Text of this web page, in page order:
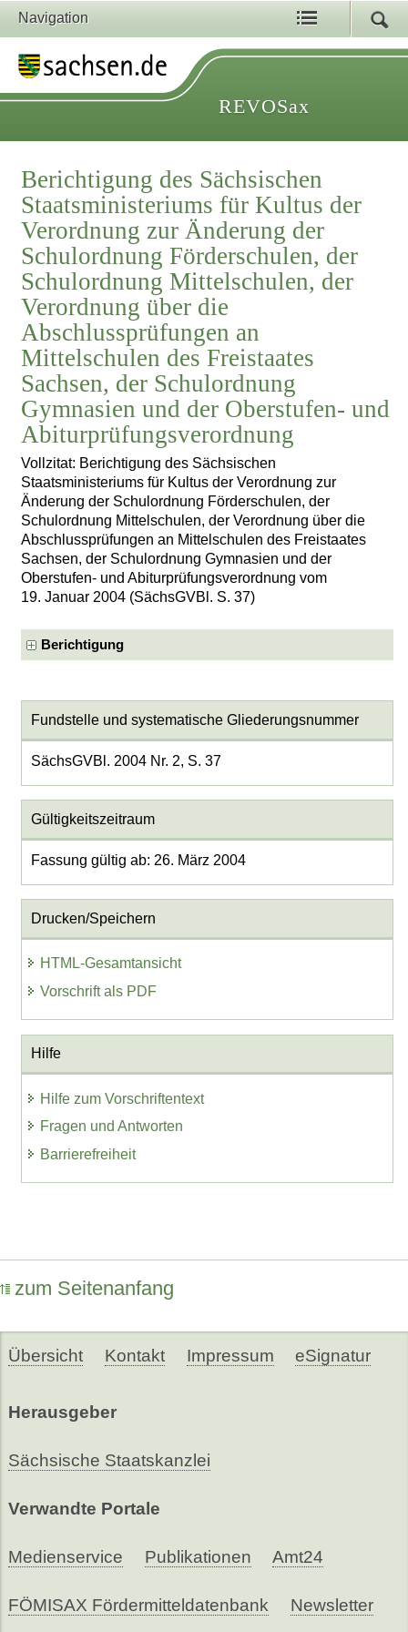
Navigation
REVOSax
Berichtigung des Sächsischen
Staatsministeriums für Kultus der
Verordnung zur Änderung der
Schulordnung Förderschulen, der
Schulordnung Mittelschulen, der
Verordnung über die
Abschlussprüfungen an
Mittelschulen des Freistaates
Sachsen, der Schulordnung
Gymnasien und der Oberstufen- und
Abiturprüfungsverordnung
Vollzitat: Berichtigung des Sächsischen
Staatsministeriums für Kultus der Verordnung zur
Änderung der Schulordnung Förderschulen, der
Schulordnung Mittelschulen, der Verordnung über die
Abschlussprüfungen an Mittelschulen des Freistaates
Sachsen, der Schulordnung Gymnasien und der
Oberstufen- und Abiturprüfungsverordnung vom
19. Januar 2004 (SächsGVBl. S. 37)
Berichtigung
Fundstelle und systematische Gliederungsnummer
SächsGVBl. 2004 Nr. 2, S. 37
Gültigkeitszeitraum
Fassung gültig ab: 26. März 2004
Drucken/Speichern
HTML-Gesamtansicht
Vorschrift als PDF
Hilfe
Hilfe zum Vorschriftentext
Fragen und Antworten
Barrierefreiheit
zum Seitenanfang
Übersicht Kontakt Impressum eSignatur
Herausgeber
Sächsische Staatskanzlei
Verwandte Portale
Medienservice Publikationen Amt24
FÖMISAX Fördermitteldatenbank Newsletter